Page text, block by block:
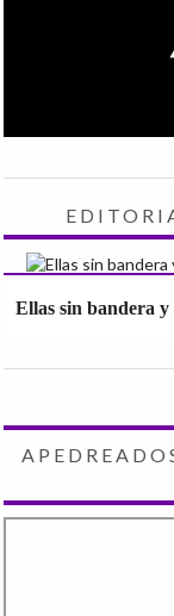
Ellas sin bandera y